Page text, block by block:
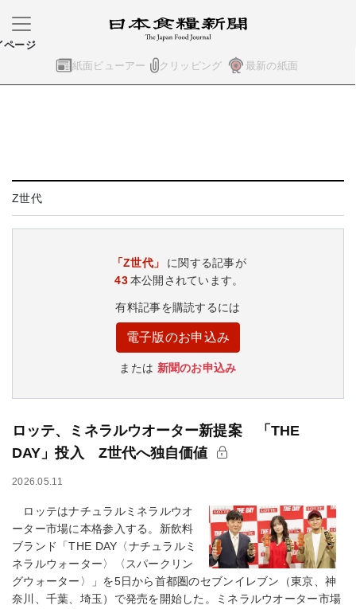
紙面ビューアー クリッピング 最新の紙面
ページ
Z世代
「Z世代」
に関する記事が
43本公開されています。
有料記事を購読するには
電子版のお申込み
または 新聞のお申込み
ロッテ、ミネラルウオーター新提案 「THE
DAY」投入 Z世代へ独自価値
2026.05.11
ロッテはナチュラルミネラルウオ
ーター市場に本格参入する。新飲料
ブランド「THE DAY〈ナチュラルミ
ネラルウォーター〉〈スパークリン
グウォーター〉」を5日から首都圏のセブンイレブン（東京、神
奈川、千葉、埼玉）で発売を開始した。ミネラルウオーター市場